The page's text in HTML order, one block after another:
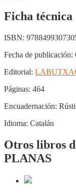
Ficha técnica
ISBN:
Fecha de publicación:
Editorial:
Páginas: 464
Encuadernación:
Idioma: Catalán
Otros libros
PLANAS